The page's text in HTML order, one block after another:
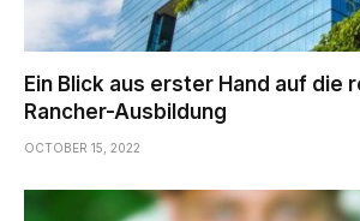
Ein Blick aus erster Hand auf die
Rancher-Ausbildung
OCTOBER 15, 2022